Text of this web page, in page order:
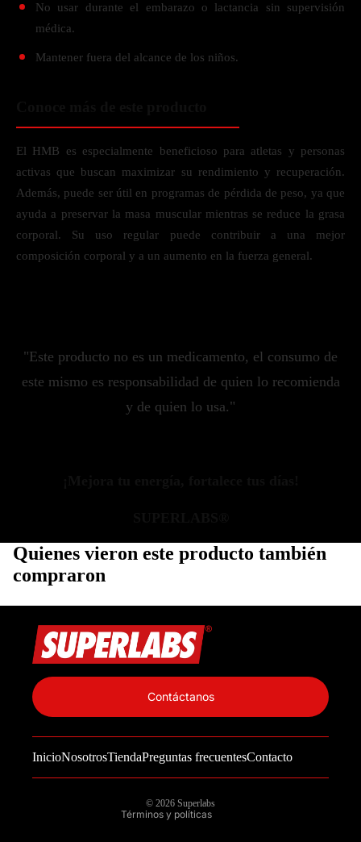
No usar durante el embarazo o lactancia sin supervisión
médica.
Mantener fuera del alcance de los niños.
El HMB es especialmente beneficioso para atletas y personas
activas que buscan maximizar su rendimiento y recuperación.
Además, puede ser útil en programas de pérdida de peso, ya que
ayuda a preservar la masa muscular mientras se reduce la grasa
corporal. Su uso regular puede contribuir a una mejor
composición corporal y a un aumento en la fuerza general.
"Este producto no es un medicamento, el consumo de
este mismo es responsabilidad de quien lo recomienda
y de quien lo usa."
Quienes vieron este producto también
compraron
InicioNosotrosTiendaPreguntas frecuentesContacto
Contáctanos
© 2026 Superlabs
Términos y políticas
Información de contacto
Política de reembolso
Términos del servicio
Política de envío